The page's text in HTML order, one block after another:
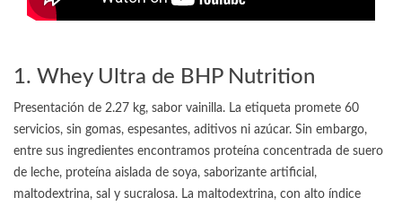
1. Whey Ultra de BHP Nutrition
Presentación de 2.27 kg, sabor vainilla. La etiqueta promete 60
servicios, sin gomas, espesantes, aditivos ni azúcar. Sin embargo,
entre sus ingredientes encontramos proteína concentrada de suero
de leche, proteína aislada de soya, saborizante artificial,
maltodextrina, sal y sucralosa. La maltodextrina, con alto índice